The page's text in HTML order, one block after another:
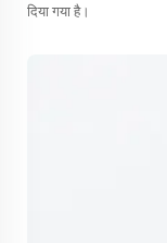
दिया गया है।